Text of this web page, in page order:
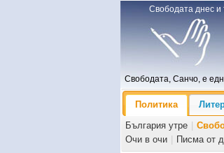
Свободата днес и
Свободата, Санчо, е
Политика
България утре
Очи в очи
Писма от